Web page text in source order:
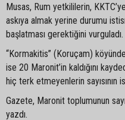
Musas, Rum yetkililerin,
askıya almak yerine durumu
başlatması gerektiğini vurguladı.
“Kormakitis” (Koruçam)
ise 20 Maronit’in kaldığını
hiç terk etmeyenlerin sayısının
Gazete, Maronit toplumunun
yazdı.